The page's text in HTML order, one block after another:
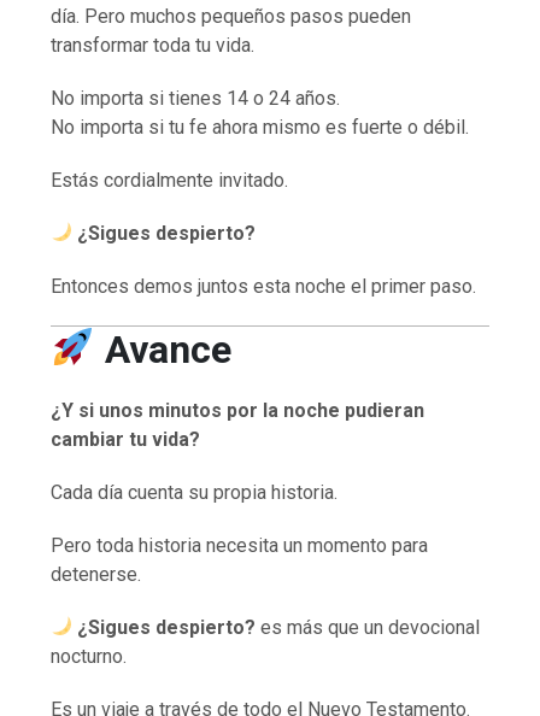
día. Pero muchos pequeños pasos pueden
transformar toda tu vida.
No importa si tienes 14 o 24 años.
No importa si tu fe ahora mismo es fuerte o débil.
Estás cordialmente invitado.
¿Sigues despierto?
Entonces demos juntos esta noche el primer paso.
Avance
¿Y si unos minutos por la noche pudieran
cambiar tu vida?
Cada día cuenta su propia historia.
Pero toda historia necesita un momento para
detenerse.
¿Sigues despierto? es más que un devocional
nocturno.
Es un viaje a través de todo el Nuevo Testamento.